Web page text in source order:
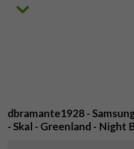
dbramante1928 -
- Skal - Greenland - Night